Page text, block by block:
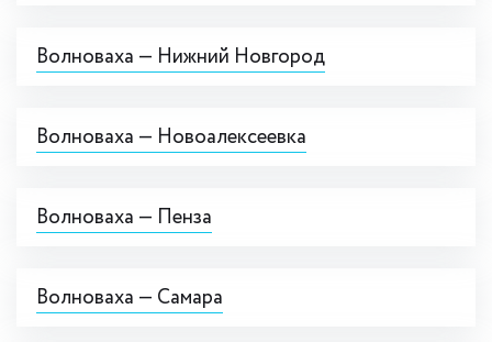
Волноваха — Нижний Новгород
Волноваха — Новоалексеевка
Волноваха — Пенза
Волноваха — Самара